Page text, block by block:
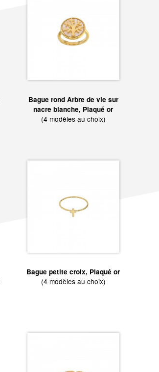
Bague rond Arbre de vie sur
nacre blanche, Plaqué or
(4 modèles au choix)
Bague petite croix, Plaqué or
(4 modèles au choix)